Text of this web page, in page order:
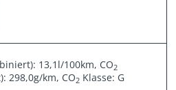
13,1l/100km, CO2
298,0g/km, CO2 Klasse: G